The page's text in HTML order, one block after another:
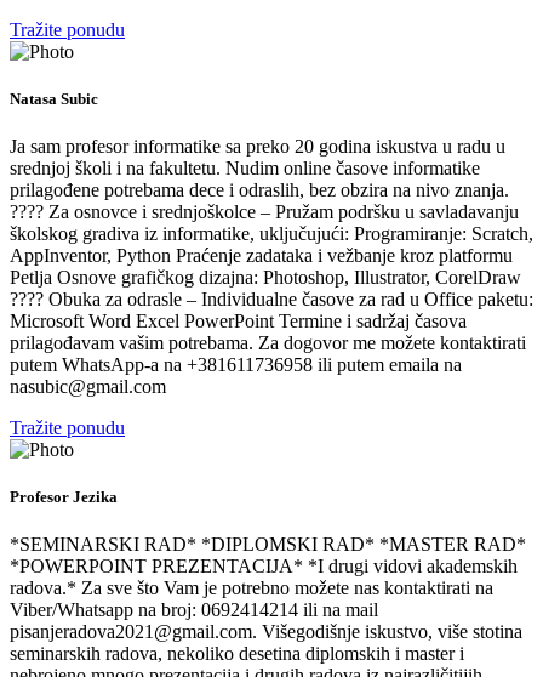
Tražite ponudu
Natasa Subic
Ja sam profesor informatike sa preko 20 godina iskustva u radu u
srednjoj školi i na fakultetu. Nudim online časove informatike
prilagođene potrebama dece i odraslih, bez obzira na nivo znanja.
???? Za osnovce i srednjoškolce – Pružam podršku u savladavanju
školskog gradiva iz informatike, uključujući: Programiranje: Scratch,
AppInventor, Python Praćenje zadataka i vežbanje kroz platformu
Petlja Osnove grafičkog dizajna: Photoshop, Illustrator, CorelDraw
???? Obuka za odrasle – Individualne časove za rad u Office paketu:
Microsoft Word Excel PowerPoint Termine i sadržaj časova
prilagođavam vašim potrebama. Za dogovor me možete kontaktirati
putem WhatsApp-a na +381611736958 ili putem emaila na
nasubic@gmail.com
Tražite ponudu
Profesor Jezika
*SEMINARSKI RAD* *DIPLOMSKI RAD* *MASTER RAD*
*POWERPOINT PREZENTACIJA* *I drugi vidovi akademskih
radova.* Za sve što Vam je potrebno možete nas kontaktirati na
Viber/Whatsapp na broj: 0692414214 ili na mail
pisanjeradova2021@gmail.com. Višegodišnje iskustvo, više stotina
seminarskih radova, nekoliko desetina diplomskih i master i